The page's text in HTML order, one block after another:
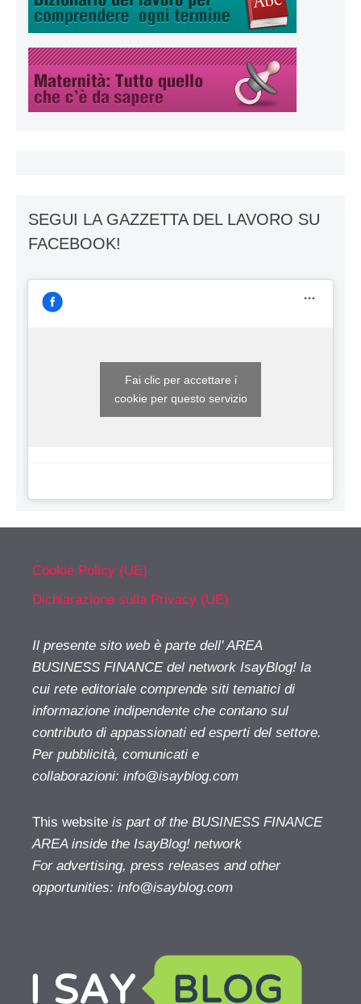
SEGUI LA GAZZETTA DEL LAVORO SU
FACEBOOK!
Fai clic per accettare i
cookie per questo servizio
Cookie Policy (UE)
Dichiarazione sulla Privacy (UE)
Il presente sito web è parte dell' AREA
BUSINESS FINANCE del network IsayBlog! la
cui rete editoriale comprende siti tematici di
informazione indipendente che contano sul
contributo di appassionati ed esperti del settore.
Per pubblicità, comunicati e
collaborazioni: info@isayblog.com
This website is part of the BUSINESS FINANCE
AREA inside the IsayBlog! network
For advertising, press releases and other
opportunities: info@isayblog.com